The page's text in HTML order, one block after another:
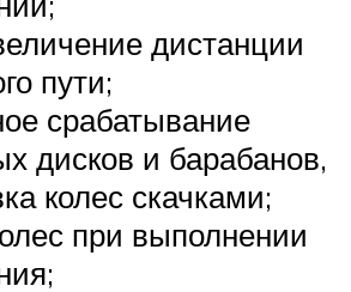
дистанции
пути;
срабатывание
дисков и барабанов,
колес скачками;
при выполнении